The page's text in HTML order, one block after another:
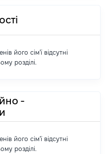
його сім'ї відсутні
розділі.
-
його сім'ї відсутні
розділі.